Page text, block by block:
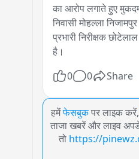
का आरोप लगाते हुए
निवासी मोहल्ला
प्रभारी निरीक्षक
है।
0 0 Share
हमेंफेसबुक पर लाइक करें,
ताजा खबरें और लाइव
तो https://